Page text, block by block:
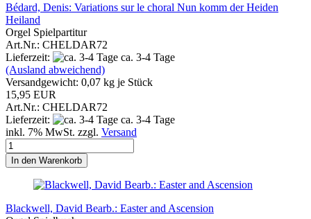
Bédard, Denis: Variations sur le choral Nun komm der Heiden
Heiland
Orgel Spielpartitur
Art.Nr.: CHELDAR72
Lieferzeit:
ca. 3-4 Tage
(Ausland abweichend)
Versandgewicht: 0,07 kg je Stück
15,95 EUR
Art.Nr.: CHELDAR72
Lieferzeit:
ca. 3-4 Tage
inkl. 7% MwSt. zzgl. Versand
In den Warenkorb
Blackwell, David Bearb.: Easter and Ascension